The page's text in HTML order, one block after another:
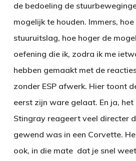
de bedoeling de
mogelijk te houden. Immers,
stuuruitslag, hoe hoger de
oefening die ik, zodra ik me
hebben gemaakt met de
zonder ESP afwerk. Hier toont
eerst zijn ware gelaat. En ja,
Stingray reageert veel directer
gewend was in een Corvette.
ook, in die mate dat je snel